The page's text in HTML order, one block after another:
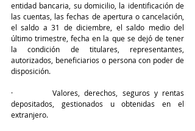
entidad bancaria, su domicilio, la identificación de
las cuentas, las fechas de apertura o cancelación,
el saldo a 31 de diciembre, el saldo medio del
último trimestre, fecha en la que se dejó de tener
la condición de titulares, representantes,
autorizados, beneficiarios o persona con poder de
disposición.
·         Valores, derechos, seguros y rentas
depositados, gestionados u obtenidas en el
extranjero.